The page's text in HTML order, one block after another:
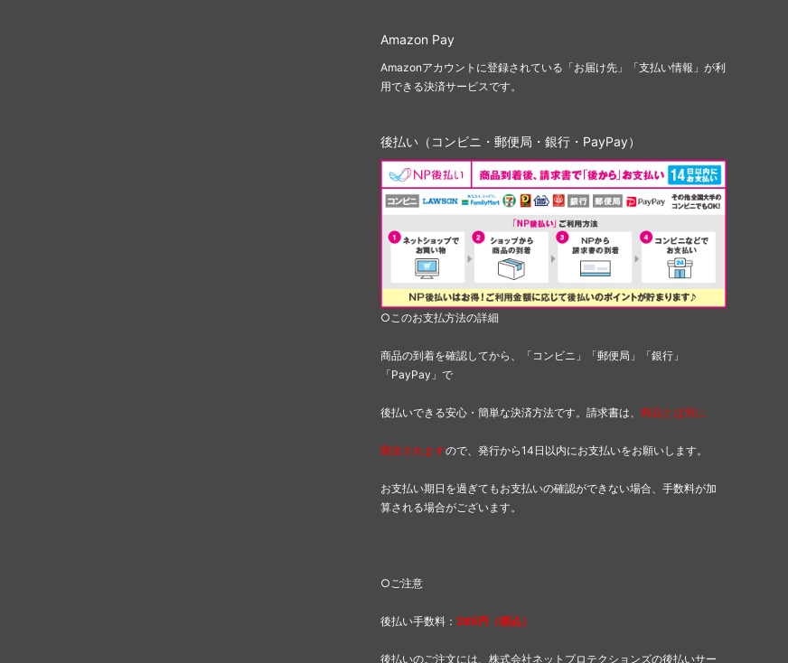
Amazon Pay
Amazonアカウントに登録されている「お届け先」「支払い情報」が利
用できる決済サービスです。
後払い（コンビニ・郵便局・銀行・PayPay）
○このお支払方法の詳細
商品の到着を確認してから、「コンビニ」「郵便局」「銀行」
「PayPay」で
後払いできる安心・簡単な決済方法です。請求書は、 商品とは別に
郵送されますので、発行から14日以内にお支払いをお願いします。
お支払い期日を過ぎてもお支払いの確認ができない場合、手数料が加
算される場合がございます。
○ご注意
後払い手数料： 265円（税込）
後払いのご注文には、 株式会社ネットプロテクションズの後払いサー